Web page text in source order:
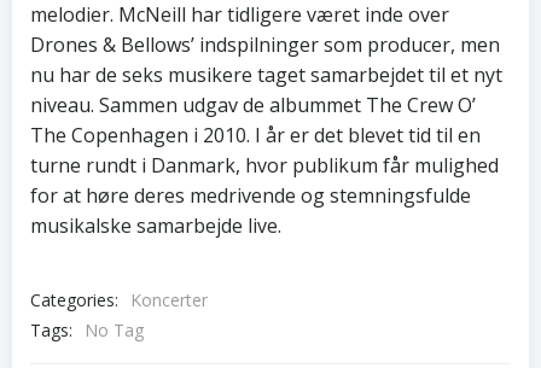
melodier. McNeill har tidligere været inde over
Drones & Bellows’ indspilninger som producer, men
nu har de seks musikere taget samarbejdet til et nyt
niveau. Sammen udgav de albummet The Crew O’
The Copenhagen i 2010. I år er det blevet tid til en
turne rundt i Danmark, hvor publikum får mulighed
for at høre deres medrivende og stemningsfulde
musikalske samarbejde live.
Categories:
Koncerter
Tags:
No Tag